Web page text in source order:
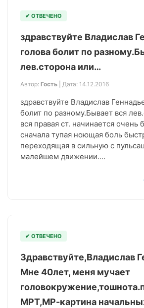
✔ ОТВЕЧЕНО
здравствуйте Владислав
голова болит по
лев.сторона или…
Автор: Гость | Дата: 14.12.2016
здравствуйте Владислав
болит по разному.Бывает вся
вся правая ст. начинается очень
сначала тупая ноющая боль
переходящая в сильную с
малейшем движении.…
✔ ОТВЕЧЕНО
Здравствуйте,Владислав
Мне 40лет, меня мучает
МРТ,МР-картина